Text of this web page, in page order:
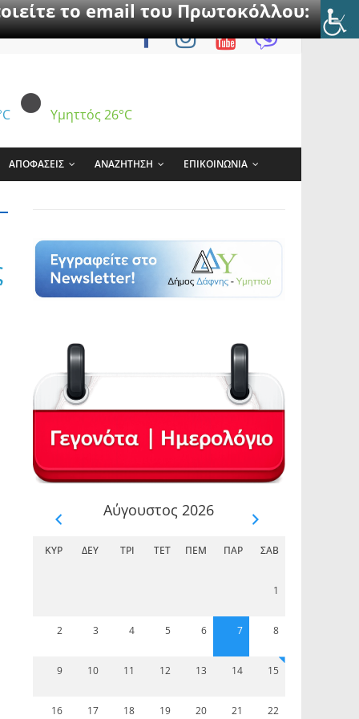
το email του Πρωτοκόλλου:
Υμηττός 26°C
ΑΠΟΦΑΣΕΙΣ ΑΝΑΖΗΤΗΣΗ ΕΠΙΚΟΙΝΩΝΙΑ
Αύγουστος 2026
ΚΥΡ ΔΕΥ ΤΡΊ ΤΕΤ ΠΈΜ ΠΑΡ ΣΆΒ
1
2 3 4 5 6 7 8
9 10 11 12 13 14 15
16 17 18 19 20 21 22